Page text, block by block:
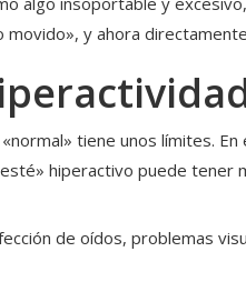
movido», y ahora
tiene unos límites.
hiperactivo puede tener
de oídos, problemas